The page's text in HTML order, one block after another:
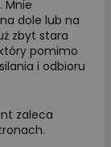
Mnie
dole lub na
zbyt stara
pomimo
i odbioru
zaleca